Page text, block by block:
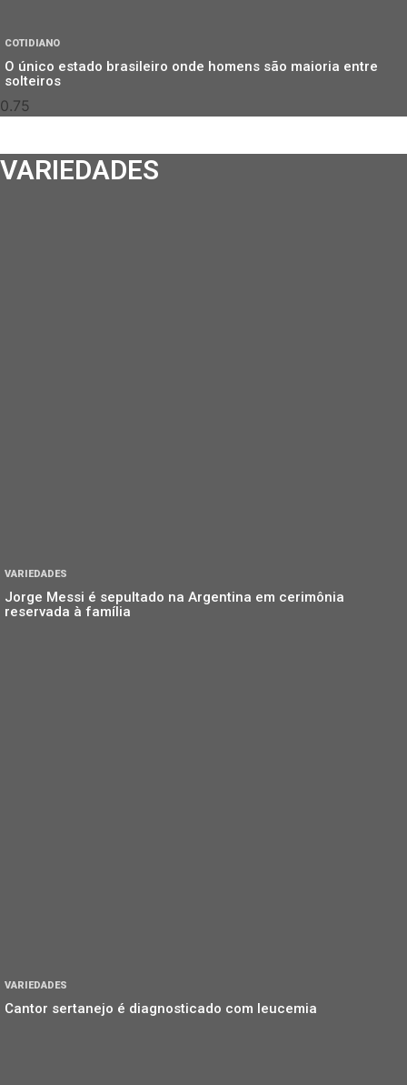
COTIDIANO
O único estado brasileiro onde homens são maioria entre
solteiros
VARIEDADES
VARIEDADES
Jorge Messi é sepultado na Argentina em cerimônia
reservada à família
VARIEDADES
Cantor sertanejo é diagnosticado com leucemia